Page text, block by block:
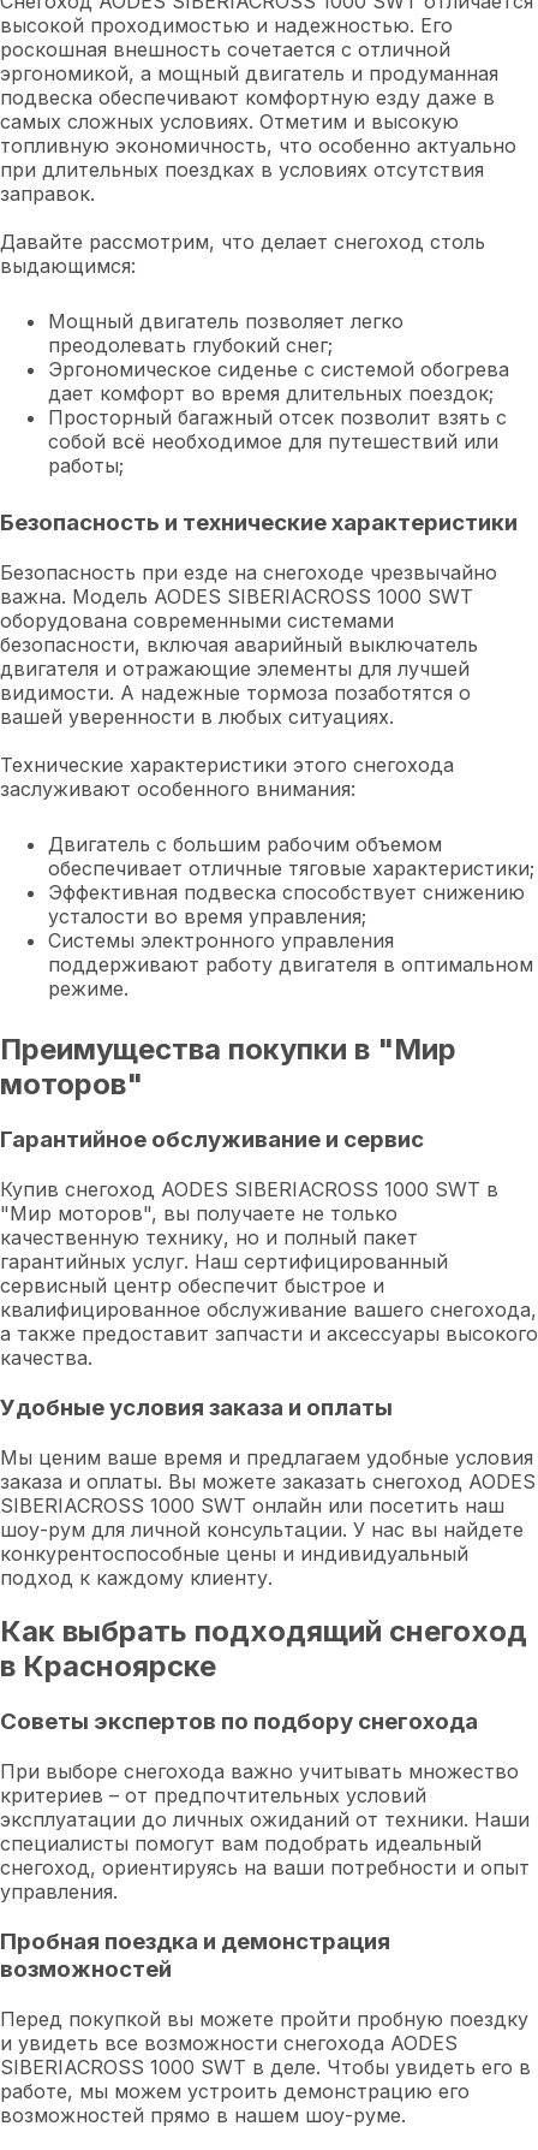
высокой проходимостью и надежностью. Его
роскошная внешность сочетается с отличной
эргономикой, а мощный двигатель и продуманная
подвеска обеспечивают комфортную езду даже в
самых сложных условиях. Отметим и высокую
топливную экономичность, что особенно актуально
при длительных поездках в условиях отсутствия
заправок.
Давайте рассмотрим, что делает снегоход столь
выдающимся:
Мощный двигатель позволяет легко
преодолевать глубокий снег;
Эргономическое сиденье с системой обогрева
дает комфорт во время длительных поездок;
Просторный багажный отсек позволит взять с
собой всё необходимое для путешествий или
работы;
Безопасность и технические характеристики
Безопасность при езде на снегоходе чрезвычайно
важна. Модель AODES SIBERIACROSS 1000 SWT
оборудована современными системами
безопасности, включая аварийный выключатель
двигателя и отражающие элементы для лучшей
видимости. А надежные тормоза позаботятся о
вашей уверенности в любых ситуациях.
Технические характеристики этого снегохода
заслуживают особенного внимания:
Двигатель с большим рабочим объемом
обеспечивает отличные тяговые характеристики;
Эффективная подвеска способствует снижению
усталости во время управления;
Системы электронного управления
поддерживают работу двигателя в оптимальном
режиме.
Преимущества покупки в "Мир
моторов"
Гарантийное обслуживание и сервис
Купив снегоход AODES SIBERIACROSS 1000 SWT в
"Мир моторов", вы получаете не только
качественную технику, но и полный пакет
гарантийных услуг. Наш сертифицированный
сервисный центр обеспечит быстрое и
квалифицированное обслуживание вашего снегохода,
а также предоставит запчасти и аксессуары высокого
качества.
Удобные условия заказа и оплаты
Мы ценим ваше время и предлагаем удобные условия
заказа и оплаты. Вы можете заказать снегоход AODES
SIBERIACROSS 1000 SWT онлайн или посетить наш
шоу-рум для личной консультации. У нас вы найдете
конкурентоспособные цены и индивидуальный
подход к каждому клиенту.
Как выбрать подходящий снегоход
в Красноярске
Советы экспертов по подбору снегохода
При выборе снегохода важно учитывать множество
критериев – от предпочтительных условий
эксплуатации до личных ожиданий от техники. Наши
специалисты помогут вам подобрать идеальный
снегоход, ориентируясь на ваши потребности и опыт
управления.
Пробная поездка и демонстрация
возможностей
Перед покупкой вы можете пройти пробную поездку
и увидеть все возможности снегохода AODES
SIBERIACROSS 1000 SWT в деле. Чтобы увидеть его в
работе, мы можем устроить демонстрацию его
возможностей прямо в нашем шоу-руме.